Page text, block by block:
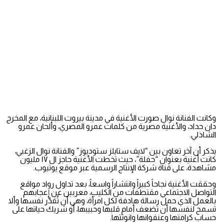
وكانت الفنانة نوال صورت الأغنية في مدينة بيروت اللبنانية، مع المخرج
دان حداد، والأغنية مصرية من كلمات عمرو المصري، وألحان عمرو
الشاذلي.
يذكر أن آخر تعاون بين “لايف ستايلز ستوديوز” والفنانة نوال الزغبي،
كانت أغنية بعنوان “حفلة”، حيث تخطت الأغنية حاجز ال ١٧ مليون
مشاهدة، على قناة شركة الإنتاج الرسمية عبر موقع يوتيوب.
وحققت الأغنية نجاحاً كبيراً وانتشاراً واسعاً، بعد تداول رواد مواقع
التواصل الاجتماعي مقتطفات من الكليب، معربين عن إعجابهم
بالعمل الذي حمل رسالة هادفة لكل امرأة، وهي أن تُقدّر نفسها وألا
تسمح لنفسها أن تضعف أمام قلبها وحبيبها، أو شريك حياتها على
حساب كرامتها وعنفوانها وانوثتها.